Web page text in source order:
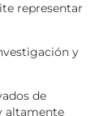
representar
y
de
altamente